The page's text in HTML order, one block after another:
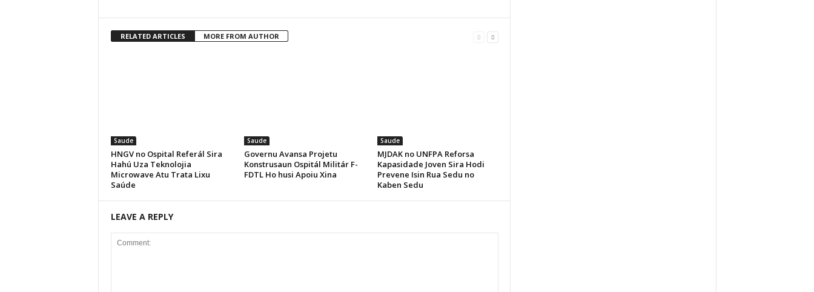
RELATED ARTICLES MORE FROM AUTHOR
Saude
HNGV no Ospital Referál Sira
Hahú Uza Teknolojia
Microwave Atu Trata Lixu
Saúde
Saude
Governu Avansa Projetu
Konstrusaun Ospitál Militár F-
FDTL Ho husi Apoiu Xina
Saude
MJDAK no UNFPA Reforsa
Kapasidade Joven Sira Hodi
Prevene Isin Rua Sedu no
Kaben Sedu
LEAVE A REPLY